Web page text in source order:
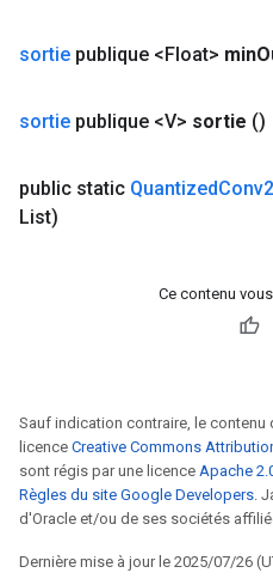
sortie publique <Float> min
sortie publique <V> sortie ()
public static Quantized
List)
Ce contenu
Sauf indication contraire, le contenu
licence Creative Commons
sont régis par une licence Apache
Règles du site Google Developers.
d'Oracle et/ou de ses sociétés
Dernière mise à jour le 2025/07/26